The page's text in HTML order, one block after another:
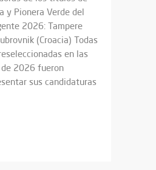
y Pionera Verde del
2026: Tampere
(Croacia) Todas
en las
2026 fueron
sus candidaturas